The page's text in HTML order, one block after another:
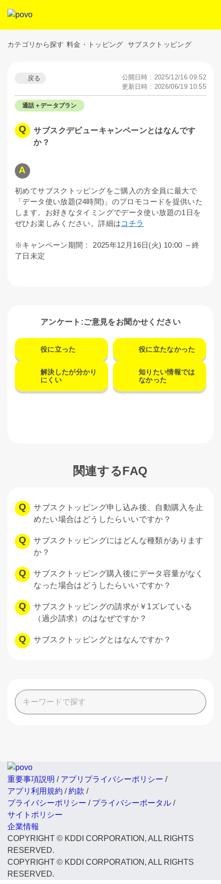
カテゴリから探す 料金・トッピング サブスクトッピング
戻る
公開日時 : 2025/12/16 09:52
更新日時 : 2026/06/19 10:55
通話＋データプラン
サブスクデビューキャンペーンとはなんです
か？
初めてサブスクトッピングをご購入の方全員に最大で
「データ使い放題(24時間)」のプロモコードを提供いた
します。お好きなタイミングでデータ使い放題の1日を
ぜひお楽しみください。詳細はコチラ
※キャンペーン期間： 2025年12月16日(火) 10:00 ～終
了日未定
アンケート:ご意見をお聞かせください
役に立った 役に立たなかった
解決したが分かり
にくい
知りたい情報では
なかった
関連するFAQ
サブスクトッピング申し込み後、自動購入を止
めたい場合はどうしたらいいですか？
サブスクトッピングにはどんな種類があります
か？
サブスクトッピング購入後にデータ容量がなく
なった場合はどうしたらいいですか？
サブスクトッピングの請求が￥1ズレている
（過少請求）のはなぜですか？
サブスクトッピングとはなんですか？
重要事項説明 / アプリプライバシーポリシー /
アプリ利用規約 /約款 /
プライバシーポリシー / プライバシーポータル /
サイトポリシー
企業情報
COPYRIGHT © KDDI CORPORATION, ALL RIGHTS
RESERVED.
COPYRIGHT © KDDI CORPORATION, ALL RIGHTS
RESERVED.